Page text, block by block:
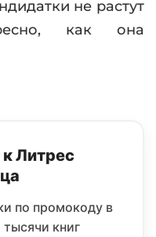
не растут
как она
Литрес
по промокоду в
книг